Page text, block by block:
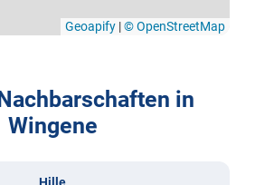
Geoapify |© OpenStreetMap
in
Wingene